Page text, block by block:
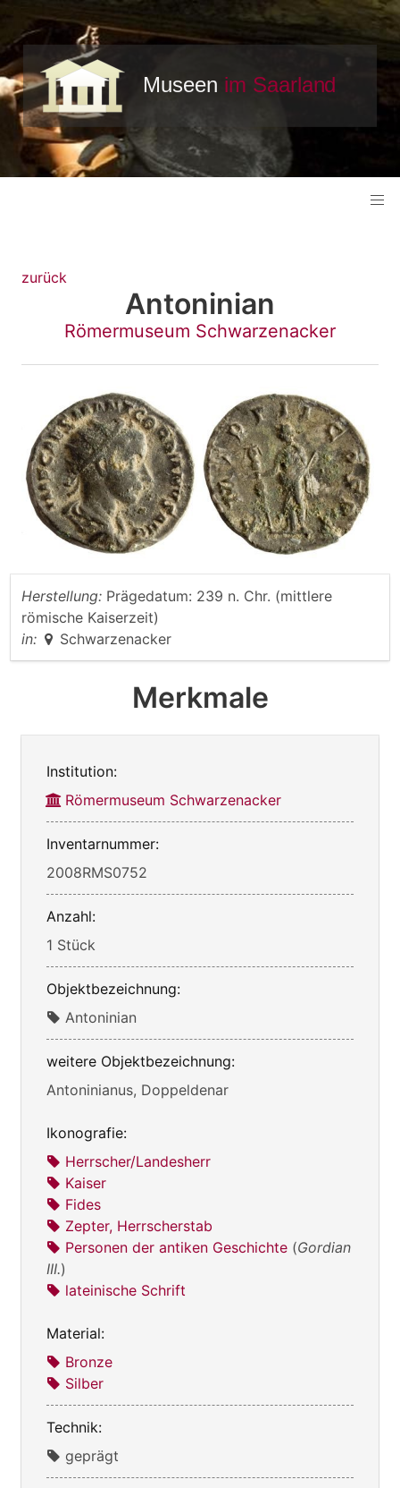
zurück
Antoninian
Römermuseum Schwarzenacker
Herstellung: Prägedatum: 239 n. Chr. (mittlere
römische Kaiserzeit)
in:
Schwarzenacker
Merkmale
Institution:
Römermuseum Schwarzenacker
Inventarnummer:
2008RMS0752
Anzahl:
1 Stück
Objektbezeichnung:
Antoninian
weitere Objektbezeichnung:
Antoninianus, Doppeldenar
Ikonografie:
Herrscher/Landesherr
Kaiser
Fides
Zepter, Herrscherstab
Personen der antiken Geschichte (Gordian
III.)
lateinische Schrift
Material:
Bronze
Silber
Technik:
geprägt